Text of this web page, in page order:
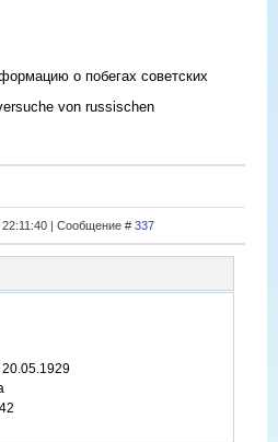
о побегах советских
von russischen
| Сообщение # 337